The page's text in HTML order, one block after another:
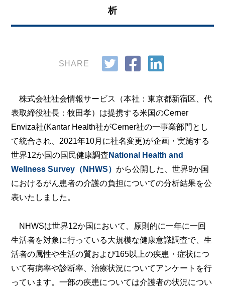
析
SHARE
株式会社社会情報サービス（本社：東京都新宿区、代
表取締役社長：牧田孝）は提携する米国のCerner
Enviza社(Kantar Health社がCerner社の一事業部門とし
て統合され、2021年10月に社名変更)が企画・実施する
世界12か国の国民健康調査 National Health and
Wellness Survey（NHWS）から公開した、世界9か国
におけるがん患者の介護の負担についての分析結果を公
表いたしました。
NHWSは世界12か国において、原則的に一年に一回
生活者を対象に行っている大規模な健康意識調査で、生
活者の属性や生活の質および165以上の疾患・症状につ
いて有病率や診断率、治療状況についてアンケートを行
っています。一部の疾患については介護者の状況につい